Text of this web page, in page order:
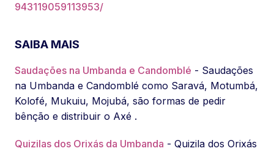
943119059113953/
SAIBA MAIS
Saudações na Umbanda e Candomblé - Saudações
na Umbanda e Candomblé como Saravá, Motumbá,
Kolofé, Mukuiu, Mojubá, são formas de pedir
bênção e distribuir o Axé .
Quizilas dos Orixás da Umbanda - Quizila dos Orixás